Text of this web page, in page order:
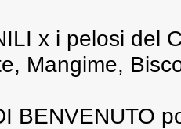
x i pelosi del
Mangime,
BENVENUTO